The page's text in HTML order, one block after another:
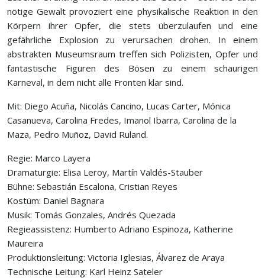
nötige Gewalt provoziert eine physikalische Reaktion in den
Körpern ihrer Opfer, die stets überzulaufen und eine
gefährliche Explosion zu verursachen drohen. In einem
abstrakten Museumsraum treffen sich Polizisten, Opfer und
fantastische Figuren des Bösen zu einem schaurigen
Karneval, in dem nicht alle Fronten klar sind.
Mit: Diego Acuña, Nicolás Cancino, Lucas Carter, Mónica
Casanueva, Carolina Fredes, Imanol Ibarra, Carolina de la
Maza, Pedro Muñoz, David Ruland.
Regie: Marco Layera
Dramaturgie: Elisa Leroy, Martín Valdés­-Stauber
Bühne: Sebastián Escalona, Cristian Reyes
Kostüm: Daniel Bagnara
Musik: Tomás Gonzales, Andrés Quezada
Regieassistenz: Humberto Adriano Espinoza, Katherine
Maureira
Produktionsleitung: Victoria Iglesias, Álvarez de Araya
Technische Leitung: Karl Heinz Sateler